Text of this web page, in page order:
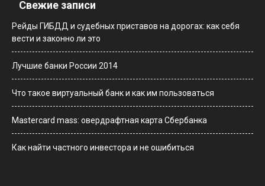
Свежие записи
Рейды ГИБДД и судебных приставов на дорогах: как себя
вести и законно ли это
Лучшие банки России 2014
Что такое виртуальный банк и как им пользоваться
Мastercard mass: овердрафтная карта Сбербанка
Как найти частного инвестора и не ошибиться